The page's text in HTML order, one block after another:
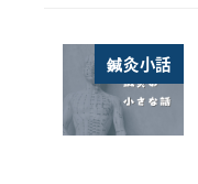
鍼灸小話